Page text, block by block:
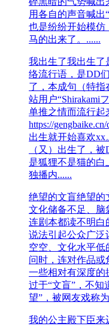
用各自的声音喊出
也是纷纷开始模仿
马的出来了。......
我出生了我出生了
络流行语，是DD
了，本成句（特指
站用户“Shirakami
单推之情而流行起
https://
出生就开始喜欢
（又）出生了，
是狐狸不是猫的白
独播内......
绝望的文盲绝望的
文化储备不足、脑
连剧本都读不明白
说法引起公众广泛
空空、文化水平低
问时，连对作品
一些相对有深度的
过于“文盲”，不知
望”，被网友戏称
我的公主殿下臣来